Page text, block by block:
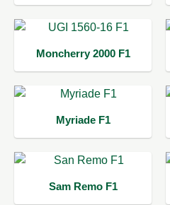
Moncherry 2000 F1
Myriade F1
Sam Remo F1